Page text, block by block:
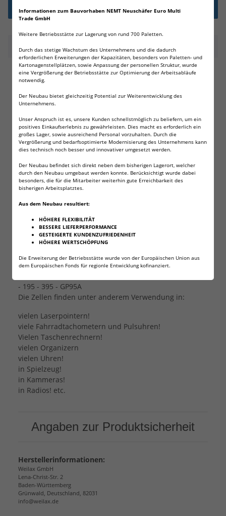
Informationen zum Bauvorhaben NEMT Neuschäfer Euro Multi
Trade GmbH
Weitere Betriebsstätte zur Lagerung von rund 700 Paletten.
Durch das stetige Wachstum des Unternehmens und die dadurch
erforderlichen Erweiterungen der Kapazitäten, besonders von Paletten- und
Kartonagenstellplätzen, sowie Anpassung der personellen Struktur, wurde
eine Vergrößerung der Betriebsstätte zur Optimierung der Arbeitsabläufe
notwendig.
Der Neubau bietet gleichzeitig Potential zur Weiterentwicklung des
Unternehmens.
Unser Anspruch ist es, unsere Kunden schnellstmöglich zu beliefern, um ein
positives Einkaufserlebnis zu gewährleisten. Dies macht es erforderlich ein
großes Lager, sowie ausreichend Personal vorzuhalten. Durch die
Vergrößerung und bedarfsoptimierte Modernisierung des Unternehmens kann
dies technisch noch besser und innovativer umgesetzt werden.
Der Neubau befindet sich direkt neben dem bisherigen Lagerort, welcher
durch den Neubau umgebaut werden konnte. Berücksichtigt wurde dabei
besonders, die für die Mitarbeiter weiterhin gute Erreichbarkeit des
bisherigen Arbeitsplatztes.
Aus dem Neubau resultiert:
HÖHERE FLEXIBILITÄT
BESSERE LIEFERPERFORMANCE
GESTEIGERTE KUNDENZUFRIEDENHEIT
HÖHERE WERTSCHÖPFUNG
Die Erweiterung der Betriebsstätte wurde von der Europäischen Union aus
dem Europäischen Fonds für regionle Entwicklung kofinanziert.
Beschreibung
100 X Wilhelm AG7 LR57 - L927 - 195 - 395 - GP95A
Qualitätsbatterien 1,5 V Alkaline
Beschreibung
professionellen Anwender. Langlebige und
leistungsstarke Energie.
Auf das gewohnt hohe und zuverlässige Wilhelm
Qualitätsniveau wurde nicht verzichtet. Auf höchste
Qualität wurde gesetzt, wodurch sich die AG12 Batterie
für alle Anwendungszwecke bestens eignet.
Nennspannung 1,5V
Kapazität 45 mAh
Höhe 2,7mm
Durchmesser 9,4 mm
- 195 - 395 - GP95A
Die Zellen finden unter anderem Verwendung in:
vielen Laserpointern!
viele Fahrradtachometern und Pulsuhren!
Vielen Taschenrechnern!
vielen Organizern
vielen Uhren!
in Spielzeug!
in Kammeras!
in Radios! etc.
Angaben zur Produktsicherheit
Herstellerinformationen:
Weilax GmbH
Lena-Christ-Str. 2
Baden-Württemberg
Grünwald, Deutschland, 82031
info@weilax.de